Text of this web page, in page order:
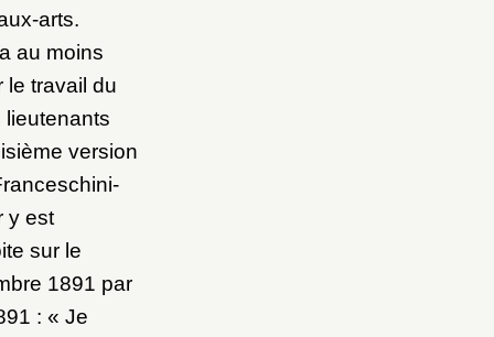
arts.
au moins
le travail du
lieutenants
version
y est
sur le
1891 par
: « Je